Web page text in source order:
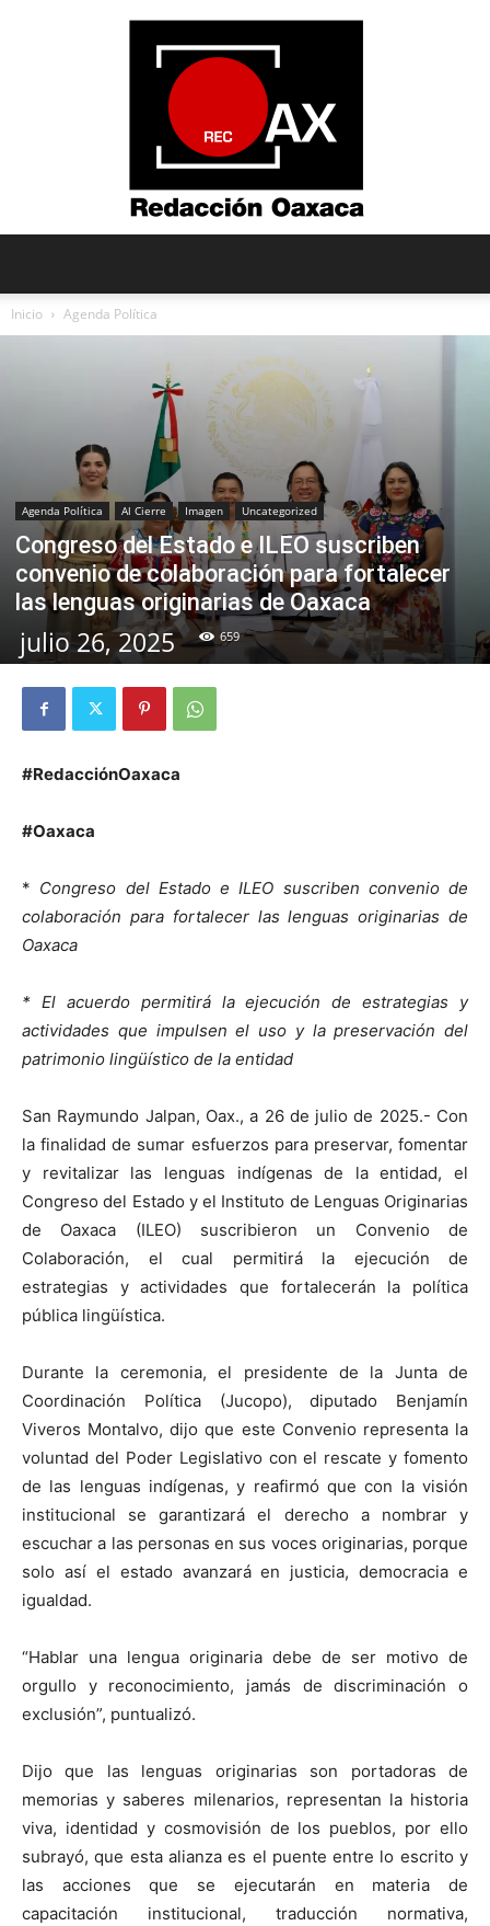
Oaxaca
Inicio Agenda Política
Agenda Política Al Cierre Imagen Uncategorized
Congreso del Estado e ILEO suscriben
convenio de colaboración para fortalecer
las lenguas originarias de Oaxaca
julio 26, 2025 659
#RedacciónOaxaca
#Oaxaca
* Congreso del Estado e ILEO suscriben convenio de
colaboración para fortalecer las lenguas originarias de
Oaxaca
* El acuerdo permitirá la ejecución de estrategias y
actividades que impulsen el uso y la preservación del
patrimonio lingüístico de la entidad
San Raymundo Jalpan, Oax., a 26 de julio de 2025.- Con
la finalidad de sumar esfuerzos para preservar, fomentar
y revitalizar las lenguas indígenas de la entidad, el
Congreso del Estado y el Instituto de Lenguas Originarias
de Oaxaca (ILEO) suscribieron un Convenio de
Colaboración, el cual permitirá la ejecución de
estrategias y actividades que fortalecerán la política
pública lingüística.
Durante la ceremonia, el presidente de la Junta de
Coordinación Política (Jucopo), diputado Benjamín
Viveros Montalvo, dijo que este Convenio representa la
voluntad del Poder Legislativo con el rescate y fomento
de las lenguas indígenas, y reafirmó que con la visión
institucional se garantizará el derecho a nombrar y
escuchar a las personas en sus voces originarias, porque
solo así el estado avanzará en justicia, democracia e
igualdad.
“Hablar una lengua originaria debe de ser motivo de
orgullo y reconocimiento, jamás de discriminación o
exclusión”, puntualizó.
Dijo que las lenguas originarias son portadoras de
memorias y saberes milenarios, representan la historia
viva, identidad y cosmovisión de los pueblos, por ello
subrayó, que esta alianza es el puente entre lo escrito y
las acciones que se ejecutarán en materia de
capacitación institucional, traducción normativa,